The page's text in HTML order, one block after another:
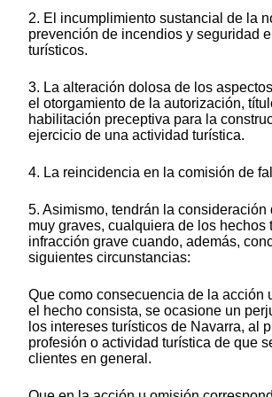
2. El incumplimiento sustancial de la
prevención de incendios y seguridad
turísticos.
3. La alteración dolosa de los
el otorgamiento de la autorización,
habilitación preceptiva para la
ejercicio de una actividad turística.
4. La reincidencia en la comisión de
5. Asimismo, tendrán la consideración
muy graves, cualquiera de los hechos
infracción grave cuando, además,
siguientes circunstancias:
Que como consecuencia de la acción
el hecho consista, se ocasione un
los intereses turísticos de Navarra, al
profesión o actividad turística de que
clientes en general.